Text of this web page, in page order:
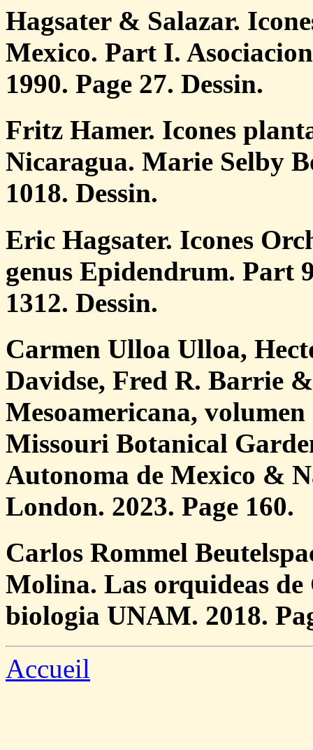
Hagsater & Salazar.
Mexico. Part I.
1990. Page 27. Dessin.
Fritz Hamer. Icones
Nicaragua. Marie Selby
1018. Dessin.
Eric Hagsater. Icones
genus Epidendrum. Part
1312. Dessin.
Carmen Ulloa Ulloa,
Davidse, Fred R. Barrie
Mesoamericana,
Missouri Botanical
Autonoma de Mexico &
London. 2023. Page 160.
Carlos Rommel
Molina. Las orquideas
biologia UNAM. 2018.
Accueil